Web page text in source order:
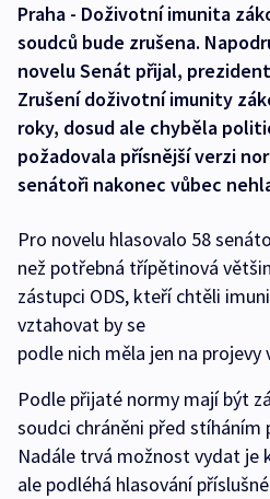
Praha - Doživotní imunita
soudců bude zrušena.
novelu Senát přijal,
Zrušení doživotní imunity
roky, dosud ale chyběla
požadovala přísnější verzi
senátoři nakonec vůbec
Pro novelu hlasovalo 58
než potřebná třípětinová
zástupci ODS, kteří chtěli
vztahovat by se
podle nich měla jen na projevy
Podle přijaté normy mají být
soudci chráněni před stíháním
Nadále trvá možnost vydat je
ale podléhá hlasování